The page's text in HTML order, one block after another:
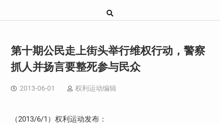
第十期公民走上街头举行维权行动，警察
抓人并扬言要整死参与民众
2013-06-01 权利运动编辑
（2013/6/1）权利运动发布：